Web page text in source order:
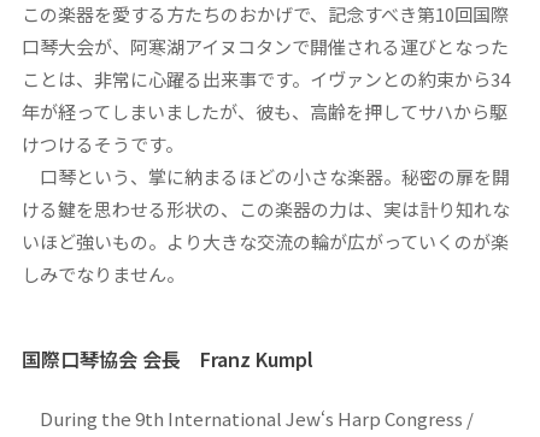
この楽器を愛する方たちのおかげで、記念すべき第10回国際
口琴大会が、阿寒湖アイヌコタンで開催される運びとなった
ことは、非常に心躍る出来事です。イヴァンとの約束から34
年が経ってしまいましたが、彼も、高齢を押してサハから駆
けつけるそうです。
口琴という、掌に納まるほどの小さな楽器。秘密の扉を開
ける鍵を思わせる形状の、この楽器の力は、実は計り知れな
いほど強いもの。より大きな交流の輪が広がっていくのが楽
しみでなりません。
国際口琴協会 会長 Franz Kumpl
During the 9th International Jew‘s Harp Congress /